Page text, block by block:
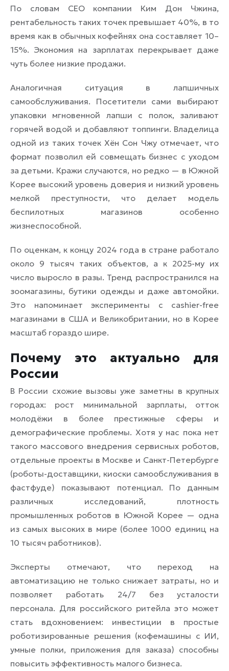
По словам CEO компании Ким Дон Чжина,
рентабельность таких точек превышает 40%, в то
время как в обычных кофейнях она составляет 10–
15%. Экономия на зарплатах перекрывает даже
чуть более низкие продажи.
Аналогичная ситуация в лапшичных
самообслуживания. Посетители сами выбирают
упаковки мгновенной лапши с полок, заливают
горячей водой и добавляют топпинги. Владелица
одной из таких точек Хён Сон Чжу отмечает, что
формат позволил ей совмещать бизнес с уходом
за детьми. Кражи случаются, но редко — в Южной
Корее высокий уровень доверия и низкий уровень
мелкой преступности, что делает модель
беспилотных магазинов особенно
жизнеспособной.
По оценкам, к концу 2024 года в стране работало
около 9 тысяч таких объектов, а к 2025-му их
число выросло в разы. Тренд распространился на
зоомагазины, бутики одежды и даже автомойки.
Это напоминает эксперименты с cashier-free
магазинами в США и Великобритании, но в Корее
масштаб гораздо шире.
Почему это актуально для
России
В России схожие вызовы уже заметны в крупных
городах: рост минимальной зарплаты, отток
молодёжи в более престижные сферы и
демографические проблемы. Хотя у нас пока нет
такого массового внедрения сервисных роботов,
отдельные проекты в Москве и Санкт-Петербурге
(роботы-доставщики, киоски самообслуживания в
фастфуде) показывают потенциал. По данным
различных исследований, плотность
промышленных роботов в Южной Корее — одна
из самых высоких в мире (более 1000 единиц на
10 тысяч работников).
Эксперты отмечают, что переход на
автоматизацию не только снижает затраты, но и
позволяет работать 24/7 без усталости
персонала. Для российского ритейла это может
стать вдохновением: инвестиции в простые
роботизированные решения (кофемашины с ИИ,
умные полки, приложения для заказа) способны
повысить эффективность малого бизнеса.